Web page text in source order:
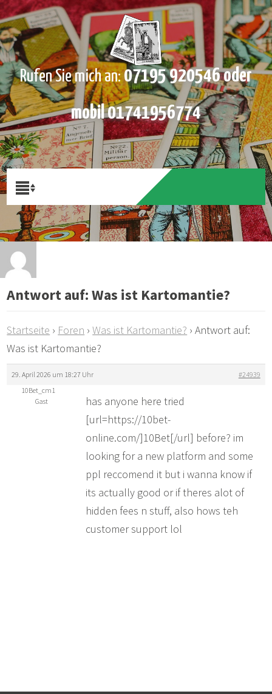
Rufen Sie mich an:07195 920546 oder
mobil 01741956774
Antwort auf: Was ist Kartomantie?
Startseite › Foren › Was ist Kartomantie? › Antwort auf:
Was ist Kartomantie?
29. April 2026 um 18:27 Uhr
#24939
10Bet_cm1
Gast
has anyone here tried
[url=https://10bet-
online.com/]10Bet[/url] before? im
looking for a new platform and some
ppl reccomend it but i wanna know if
its actually good or if theres alot of
hidden fees n stuff, also hows teh
customer support lol